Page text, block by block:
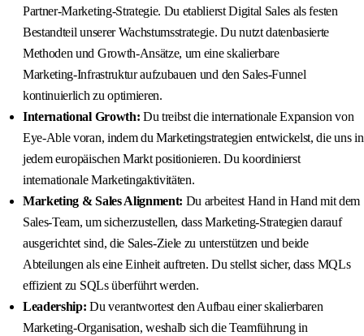
Partner‑Marketing‑Strategie. Du etablierst Digital Sales als festen
Bestandteil unserer Wachstumsstrategie. Du nutzt datenbasierte
Methoden und Growth‑Ansätze, um eine skalierbare
Marketing‑Infrastruktur aufzubauen und den Sales‑Funnel
kontinuierlich zu optimieren.
International Growth: Du treibst die internationale Expansion von
Eye‑Able voran, indem du Marketingstrategien entwickelst, die uns in
jedem europäischen Markt positionieren. Du koordinierst
internationale Marketingaktivitäten.
Marketing & Sales Alignment: Du arbeitest Hand in Hand mit dem
Sales‑Team, um sicherzustellen, dass Marketing‑Strategien darauf
ausgerichtet sind, die Sales‑Ziele zu unterstützen und beide
Abteilungen als eine Einheit auftreten. Du stellst sicher, dass MQLs
effizient zu SQLs überführt werden.
Leadership: Du verantwortest den Aufbau einer skalierbaren
Marketing‑Organisation, weshalb sich die Teamführung in